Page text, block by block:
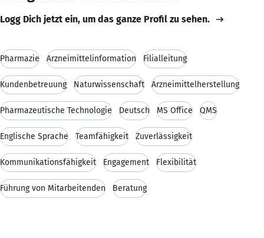
Logg Dich jetzt ein, um das ganze Profil zu sehen.
Pharmazie Arzneimittelinformation Filialleitung
Kundenbetreuung Naturwissenschaft Arzneimittelherstellung
Pharmazeutische Technologie Deutsch MS Office QMS
Englische Sprache Teamfähigkeit Zuverlässigkeit
Kommunikationsfähigkeit Engagement Flexibilität
Führung von Mitarbeitenden Beratung